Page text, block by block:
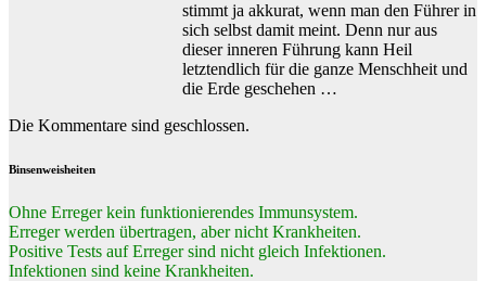
stimmt ja akkurat, wenn man den Führer in
sich selbst damit meint. Denn nur aus
dieser inneren Führung kann Heil
letztendlich für die ganze Menschheit und
die Erde geschehen …
Die Kommentare sind geschlossen.
Binsenweisheiten
Ohne Erreger kein funktionierendes Immunsystem.
Erreger werden übertragen, aber nicht Krankheiten.
Positive Tests auf Erreger sind nicht gleich Infektionen.
Infektionen sind keine Krankheiten.